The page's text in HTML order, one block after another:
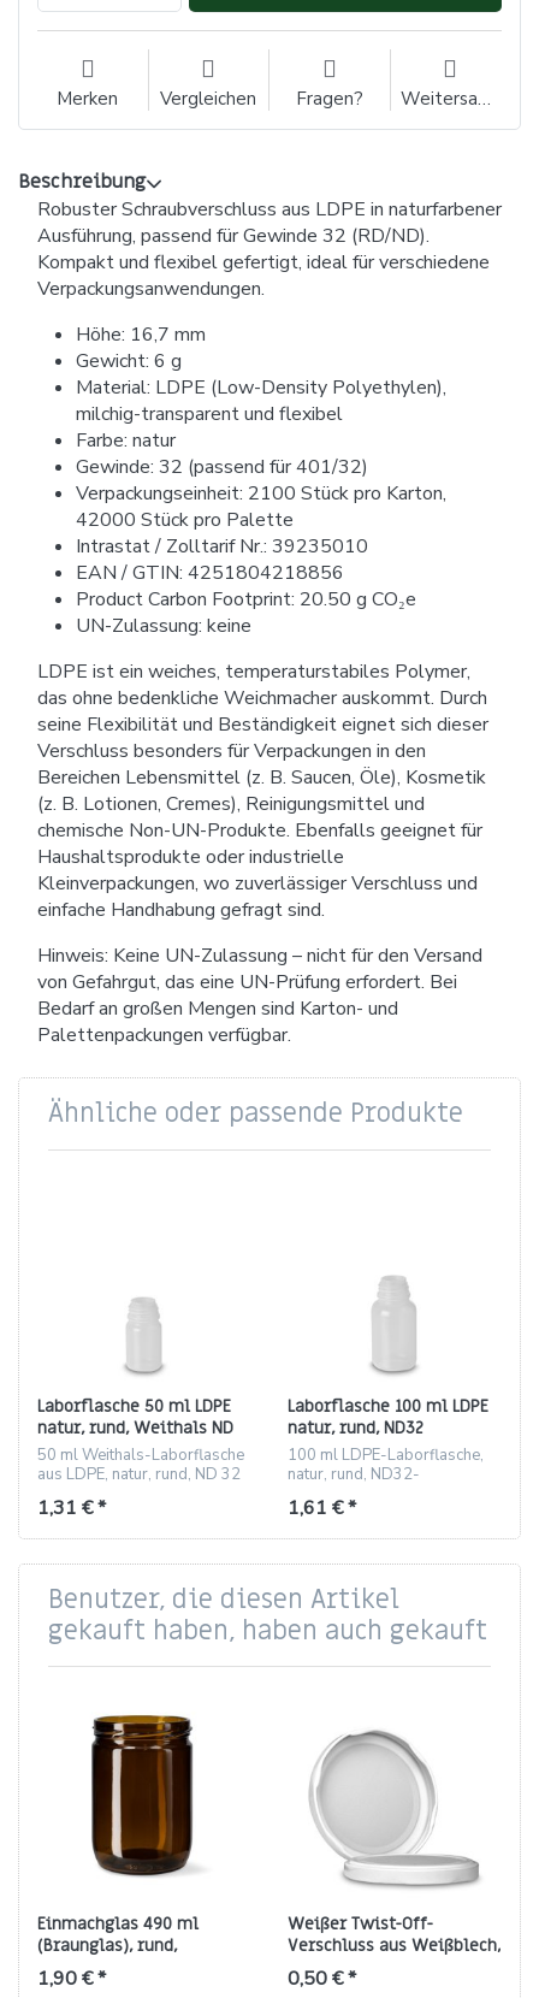
Merken Vergleichen Fragen? Weitersagen
Beschreibung
Robuster Schraubverschluss aus LDPE in naturfarbener
Ausführung, passend für Gewinde 32 (RD/ND).
Kompakt und flexibel gefertigt, ideal für verschiedene
Verpackungsanwendungen.
Höhe: 16,7 mm
Gewicht: 6 g
Material: LDPE (Low-Density Polyethylen),
milchig-transparent und flexibel
Farbe: natur
Gewinde: 32 (passend für 401/32)
Verpackungseinheit: 2100 Stück pro Karton,
42000 Stück pro Palette
Intrastat / Zolltarif Nr.: 39235010
EAN / GTIN: 4251804218856
Product Carbon Footprint: 20.50 g CO₂e
UN-Zulassung: keine
LDPE ist ein weiches, temperaturstabiles Polymer,
das ohne bedenkliche Weichmacher auskommt. Durch
seine Flexibilität und Beständigkeit eignet sich dieser
Verschluss besonders für Verpackungen in den
Bereichen Lebensmittel (z. B. Saucen, Öle), Kosmetik
(z. B. Lotionen, Cremes), Reinigungsmittel und
chemische Non-UN-Produkte. Ebenfalls geeignet für
Haushaltsprodukte oder industrielle
Kleinverpackungen, wo zuverlässiger Verschluss und
einfache Handhabung gefragt sind.
Hinweis: Keine UN-Zulassung – nicht für den Versand
von Gefahrgut, das eine UN-Prüfung erfordert. Bei
Bedarf an großen Mengen sind Karton- und
Palettenpackungen verfügbar.
Ähnliche oder passende Produkte
Laborflasche 50 ml LDPE
natur, rund, Weithals ND
32
50 ml Weithals-Laborflasche
aus LDPE, natur, rund, ND 32
ideal für Proben und
1,31 € *
Laborflasche 100 ml LDPE
natur, rund, ND32
Weithals
100 ml LDPE-Laborflasche,
natur, rund, ND32-
durchsichtig, ideal für Proben.
1,61 € *
Benutzer, die diesen Artikel
gekauft haben, haben auch gekauft
Einmachglas 490 ml
(Braunglas), rund,
Gewinde TO‑82
1,90 € *
Weißer Twist-Off-
Verschluss aus Weißblech,
Gewinde TO 82
0,50 € *